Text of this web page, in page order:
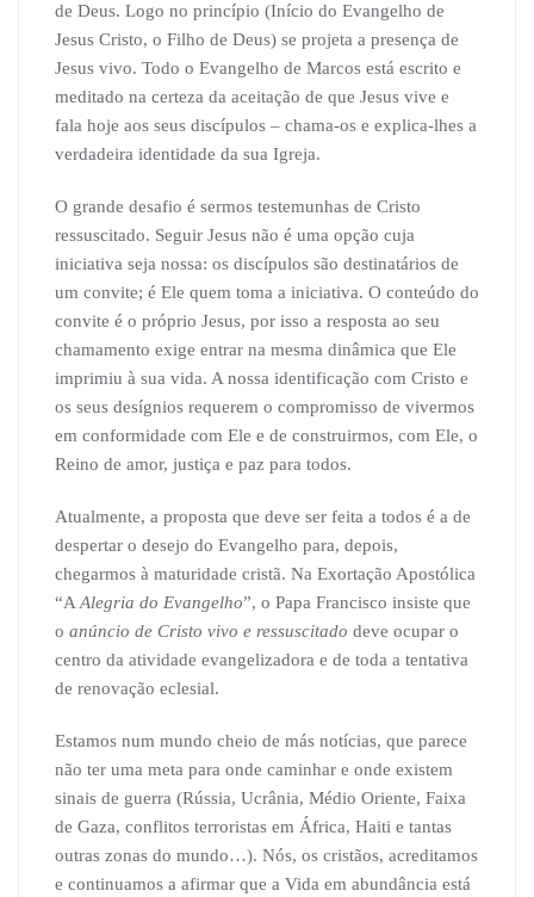
de Deus. Logo no princípio (Início do Evangelho de
Jesus Cristo, o Filho de Deus) se projeta a presença de
Jesus vivo. Todo o Evangelho de Marcos está escrito e
meditado na certeza da aceitação de que Jesus vive e
fala hoje aos seus discípulos – chama-os e explica-lhes a
verdadeira identidade da sua Igreja.
O grande desafio é sermos testemunhas de Cristo
ressuscitado. Seguir Jesus não é uma opção cuja
iniciativa seja nossa: os discípulos são destinatários de
um convite; é Ele quem toma a iniciativa. O conteúdo do
convite é o próprio Jesus, por isso a resposta ao seu
chamamento exige entrar na mesma dinâmica que Ele
imprimiu à sua vida. A nossa identificação com Cristo e
os seus desígnios requerem o compromisso de vivermos
em conformidade com Ele e de construirmos, com Ele, o
Reino de amor, justiça e paz para todos.
Atualmente, a proposta que deve ser feita a todos é a de
despertar o desejo do Evangelho para, depois,
chegarmos à maturidade cristã. Na Exortação Apostólica
“A Alegria do Evangelho”, o Papa Francisco insiste que
o anúncio de Cristo vivo e ressuscitado deve ocupar o
centro da atividade evangelizadora e de toda a tentativa
de renovação eclesial.
Estamos num mundo cheio de más notícias, que parece
não ter uma meta para onde caminhar e onde existem
sinais de guerra (Rússia, Ucrânia, Médio Oriente, Faixa
de Gaza, conflitos terroristas em África, Haiti e tantas
outras zonas do mundo…). Nós, os cristãos, acreditamos
e continuamos a afirmar que a Vida em abundância está